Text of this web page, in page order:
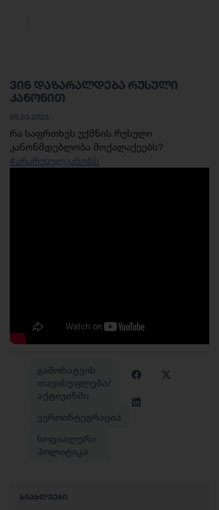
ვინ დაზარალდება რუსული
კანონით
რა საფრთხეს უქმნის რუსული
კანონმდებლობა მოქალაქეებს?
#არარუსულკანონს
ᲒᲐᲛᲝᲮᲐᲢᲕᲘᲡ
ᲗᲐᲕᲘᲡᲣᲤᲚᲔᲑᲐ/
ᲐᲥᲢᲘᲕᲘᲖᲛᲘ
ᲔᲕᲠᲝᲘᲜᲢᲔᲒᲠᲐᲪᲘᲐ
ᲡᲝᲪᲘᲐᲚᲣᲠᲘ
ᲞᲝᲚᲘᲢᲘᲙᲐ
სიახლეები